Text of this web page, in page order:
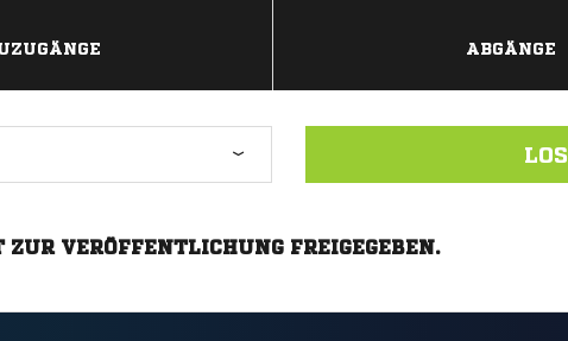
ABGÄNGE
LOS
VERÖFFENTLICHUNG FREIGEGEBEN.